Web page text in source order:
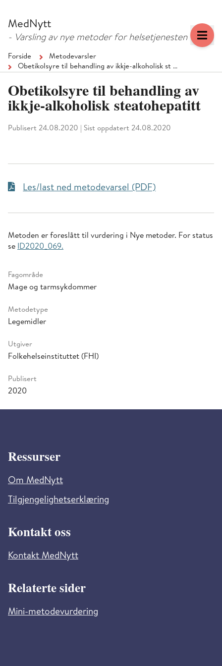
MedNytt
- Varsling av nye metoder for helsetjenesten
Forside
Metodevarsler
Obetikolsyre til behandling av ikkje-alkoholisk st …
Obetikolsyre til behandling av
ikkje-alkoholisk steatohepatitt
Publisert 24.08.2020 Sist oppdatert 24.08.2020
Les/last ned metodevarsel (PDF)
Metoden er foreslått til vurdering i Nye metoder. For status
se ID2020_069.
Fagområde
Mage og tarmsykdommer
Metodetype
Legemidler
Utgiver
Folkehelseinstituttet (FHI)
Publisert
2020
Ressurser
Om MedNytt
Tilgjengelighetserklæring
Kontakt oss
Kontakt MedNytt
Relaterte sider
Mini-metodevurdering